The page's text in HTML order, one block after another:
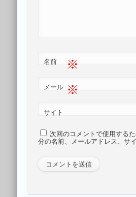
名前 ※
メール ※
サイト
次回のコメントで使用する
分の名前、メールアドレス、サ